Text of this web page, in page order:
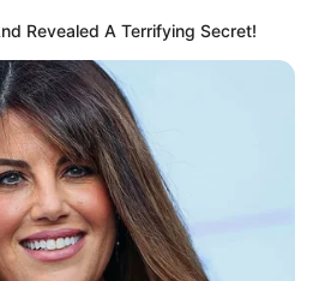
Revealed A Terrifying Secret!